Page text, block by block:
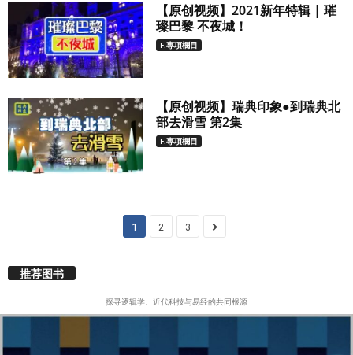
【原创视频】2021新年特辑 | 璀
璨巴黎 不夜城！
F.專項欄目
【原创视频】瑞典印象●到瑞典北
部去滑雪 第2集
F.專項欄目
1 2 3
推荐图书
探寻逻辑学、近代科技与易经的共同根源